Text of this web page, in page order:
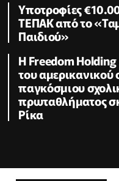
Υποτροφίες
ΤΕΠΑΚ από το
Παιδιού»
Η Freedom Holding
του αμερικανικού
παγκόσμιου
πρωταθλήματος
Ρίκα